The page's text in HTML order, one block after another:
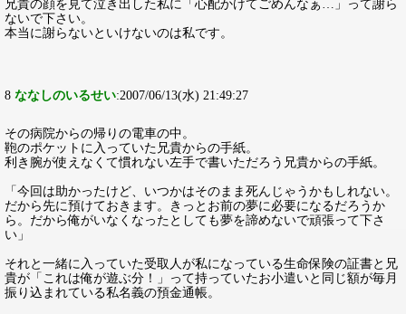
兄貴の顔を見て泣き出した私に「心配かけてごめんなぁ…」って謝ら
ないで下さい。
本当に謝らないといけないのは私です。
8 ななしのいるせい:2007/06/13(水) 21:49:27
その病院からの帰りの電車の中。
鞄のポケットに入っていた兄貴からの手紙。
利き腕が使えなくて慣れない左手で書いただろう兄貴からの手紙。
「今回は助かったけど、いつかはそのまま死んじゃうかもしれない。
だから先に預けておきます。きっとお前の夢に必要になるだろうか
ら。だから俺がいなくなったとしても夢を諦めないで頑張って下さ
い」
それと一緒に入っていた受取人が私になっている生命保険の証書と兄
貴が「これは俺が遊ぶ分！」って持っていたお小遣いと同じ額が毎月
振り込まれている私名義の預金通帳。